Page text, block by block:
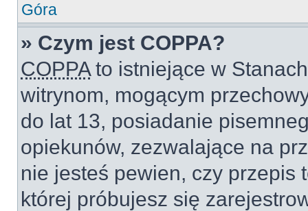
Góra
» Czym jest COPPA?
COPPAto istniejące w
witrynom, mogącym
do lat 13, posiadanie
opiekunów, zezwalające na
nie jesteś pewien, czy przepis
której próbujesz się